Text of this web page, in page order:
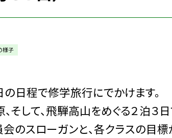
様子
日程で修学旅行にでかけます。
して、飛騨高山をめぐる２泊３日
のスローガンと、各クラスの目標